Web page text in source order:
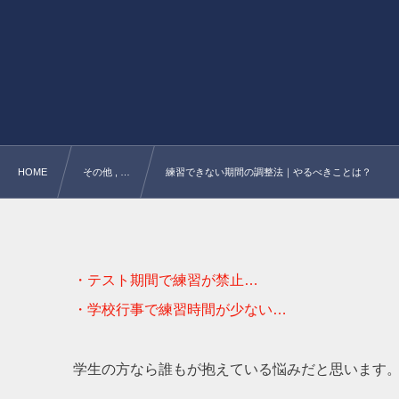
HOME その他 , … 練習できない期間の調整法｜やるべきことは？
・テスト期間で練習が禁止…
・学校行事で練習時間が少ない…
学生の方なら誰もが抱えている悩みだと思います